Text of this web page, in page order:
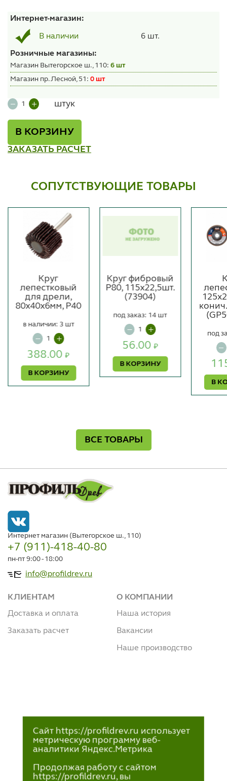
Интернет-магазин:
В наличии 6 шт.
Розничные магазины:
Магазин Вытегорское ш., 110: 6 шт
Магазин пр. Лесной, 51: 0 шт
штук
В КОРЗИНУ
ЗАКАЗАТЬ РАСЧЕТ
СОПУТСТВУЮЩИЕ ТОВАРЫ
Круг
лепестковый
для дрели,
80x40x6мм, P40
388.00₽
В КОРЗИНУ
в наличии: 3 шт
Круг фибровый
Р80, 115х22,5шт.
(73904)
56.00₽
В КОРЗИНУ
под заказ: 14 шт
В
под
ВСЕ ТОВАРЫ
Интернет магазин (Вытегорское ш., 110)
+7 (911)-418-40-80
пн-пт 9:00 - 18:00
info@profildrev.ru
КЛИЕНТАМ
Доставка и оплата
Заказать расчет
О КОМПАНИИ
Наша история
Вакансии
Наше производство
Сайт https://profildrev.ru использует
метрическую программу веб-
аналитики Яндекс.Метрика
Продолжая работу с сайтом
https://profildrev.ru, вы